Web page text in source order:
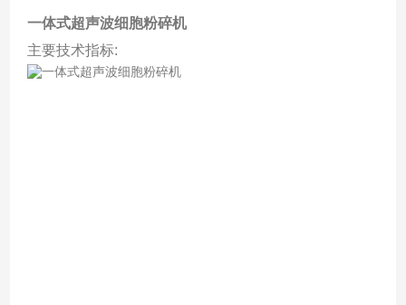
一体式超声波细胞粉碎机
主要技术指标: